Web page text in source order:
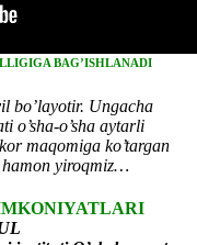
BAG’ISHLANADI
bo’layotir. Ungacha
o’sha-o’sha aytarli
maqomiga ko’targan
hamon yiroqmiz…